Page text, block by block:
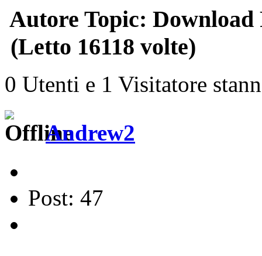
Autore Topic: Download
(Letto 16118 volte)
0 Utenti e 1 Visitatore
Andrew2
Post: 47